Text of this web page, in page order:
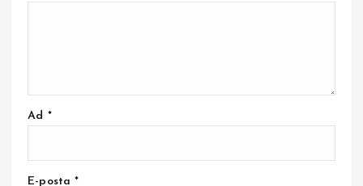
Ad *
E-posta*